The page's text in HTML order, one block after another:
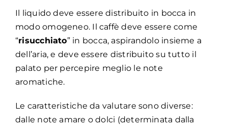
Il liquido deve essere distribuito in bocca in
modo omogeneo. Il caffè deve essere come
“risucchiato” in bocca, aspirandolo insieme a
dell’aria, e deve essere distribuito su tutto il
palato per percepire meglio le note
aromatiche.
Le caratteristiche da valutare sono diverse:
dalle note amare o dolci (determinata dalla